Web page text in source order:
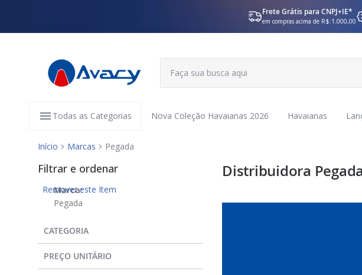
Frete Grátis para CNPJ+IE*
em compras acima de R$:1.000,00
Todas as Categorias Nova Coleção Havaianas 2026 Havaianas
Início Marcas Pegada
Distribuidora
Filtrar e ordenar
Marca
Remover este Item
Pegada
CATEGORIA
PREÇO UNITÁRIO